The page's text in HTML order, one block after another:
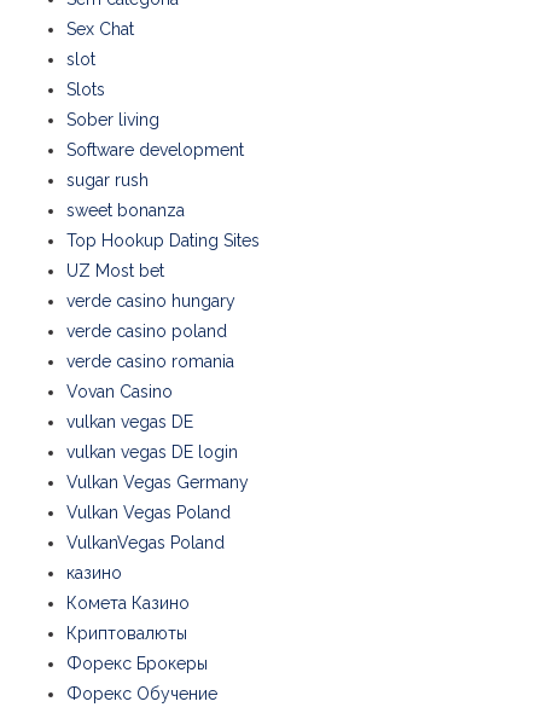
Sex Chat
slot
Slots
Sober living
Software development
sugar rush
sweet bonanza
Top Hookup Dating Sites
UZ Most bet
verde casino hungary
verde casino poland
verde casino romania
Vovan Casino
vulkan vegas DE
vulkan vegas DE login
Vulkan Vegas Germany
Vulkan Vegas Poland
VulkanVegas Poland
казино
Комета Казино
Криптовалюты
Форекс Брокеры
Форекс Обучение